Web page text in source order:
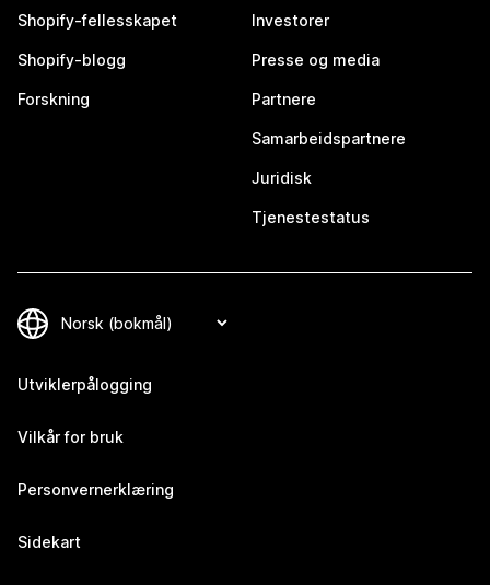
Shopify-fellesskapet
Shopify-blogg
Forskning
Investorer
Presse og media
Partnere
Samarbeidspartnere
Juridisk
Tjenestestatus
Utviklerpålogging
Vilkår for bruk
Personvernerklæring
Sidekart